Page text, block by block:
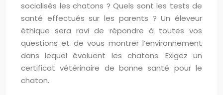
socialisés les chatons ? Quels sont les tests de
santé effectués sur les parents ? Un éleveur
éthique sera ravi de répondre à toutes vos
questions et de vous montrer l’environnement
dans lequel évoluent les chatons. Exigez un
certificat vétérinaire de bonne santé pour le
chaton.